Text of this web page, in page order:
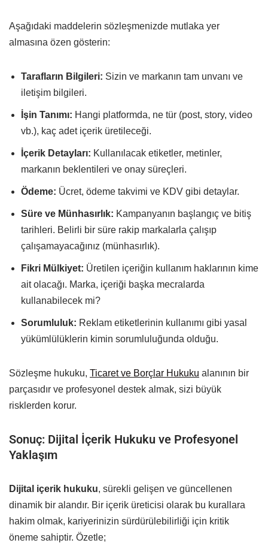
Aşağıdaki maddelerin sözleşmenizde mutlaka yer
almasına özen gösterin:
Tarafların Bilgileri: Sizin ve markanın tam unvanı ve
iletişim bilgileri.
İşin Tanımı: Hangi platformda, ne tür (post, story, video
vb.), kaç adet içerik üretileceği.
İçerik Detayları: Kullanılacak etiketler, metinler,
markanın beklentileri ve onay süreçleri.
Ödeme: Ücret, ödeme takvimi ve KDV gibi detaylar.
Süre ve Münhasırlık: Kampanyanın başlangıç ve bitiş
tarihleri. Belirli bir süre rakip markalarla çalışıp
çalışamayacağınız (münhasırlık).
Fikri Mülkiyet: Üretilen içeriğin kullanım haklarının kime
ait olacağı. Marka, içeriği başka mecralarda
kullanabilecek mi?
Sorumluluk: Reklam etiketlerinin kullanımı gibi yasal
yükümlülüklerin kimin sorumluluğunda olduğu.
Sözleşme hukuku, Ticaret ve Borçlar Hukuku alanının bir
parçasıdır ve profesyonel destek almak, sizi büyük
risklerden korur.
Sonuç: Dijital İçerik Hukuku ve Profesyonel
Yaklaşım
Dijital içerik hukuku, sürekli gelişen ve güncellenen
dinamik bir alandır. Bir içerik üreticisi olarak bu kurallara
hakim olmak, kariyerinizin sürdürülebilirliği için kritik
öneme sahiptir. Özetle;